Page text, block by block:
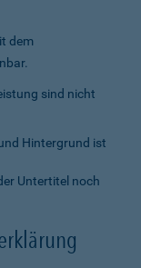
dem
sind nicht
Hintergrund ist
Untertitel noch